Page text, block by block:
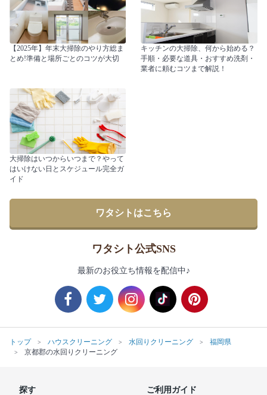
【2025年】年末大掃除のやり方総ま
とめ!準備と場所ごとのコツが大切
キッチンの大掃除、何から始める？
手順・必要な道具・おすすめ洗剤・
業者に頼むコツまで解説！
大掃除はいつからいつまで？やって
はいけない日とスケジュール完全ガ
イド
ワタシトはこちら
ワタシト公式SNS
最新のお役立ち情報を配信中♪
トップ ハウスクリーニング 水回りクリーニング
福岡県
京都郡の水回りクリーニング
探す ご利用ガイド